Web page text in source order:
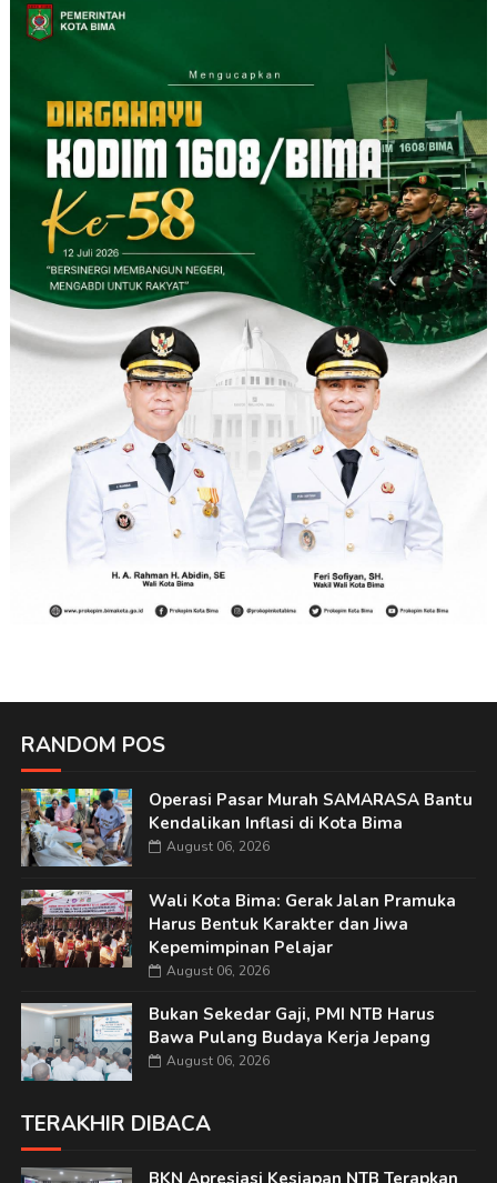
RANDOM POS
Operasi Pasar Murah SAMARASA Bantu
Kendalikan Inflasi di Kota Bima
August 06, 2026
Wali Kota Bima: Gerak Jalan Pramuka
Harus Bentuk Karakter dan Jiwa
Kepemimpinan Pelajar
August 06, 2026
Bukan Sekedar Gaji, PMI NTB Harus
Bawa Pulang Budaya Kerja Jepang
August 06, 2026
TERAKHIR DIBACA